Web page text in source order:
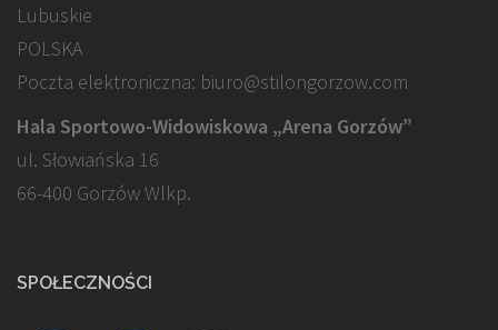
Lubuskie
POLSKA
Poczta elektroniczna: biuro@stilongorzow.com
Hala Sportowo-Widowiskowa „Arena Gorzów”
ul. Słowiańska 16
66-400 Gorzów Wlkp.
SPOŁECZNOŚCI